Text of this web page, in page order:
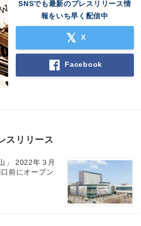
SNSでも最新のプレスリリース情
報をいち早く配信中
X
Facebook
スリリース
」 2022年３月
前にオープン